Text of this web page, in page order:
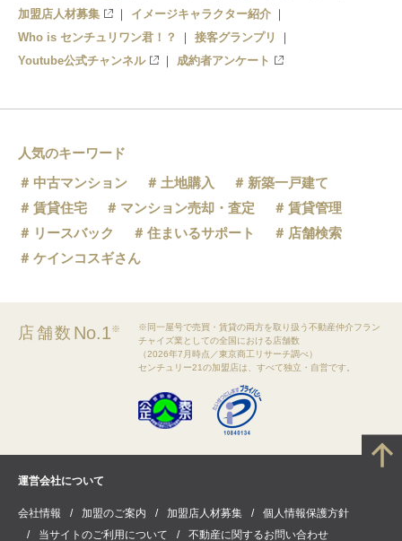
加盟店人材募集
イメージキャラクター紹介
Who is センチュリワン君！？
接客グランプリ
Youtube公式チャンネル
成約者アンケート
人気のキーワード
中古マンション
土地購入
新築一戸建て
賃貸住宅
マンション売却・査定
賃貸管理
リースバック
住まいるサポート
店舗検索
ケインコスギさん
店舗数 No.1※
※同一屋号で売買・賃貸の両方を取り扱う不動産仲介フラン
チャイズ業としての全国における店舗数
（2026年7月時点／東京商工リサーチ調べ）
センチュリー21の加盟店は、すべて独立・自営です。
運営会社について
会社情報 加盟のご案内 加盟店人材募集
個人情報保護方針
当サイトのご利用について
不動産に関するお問い合わせ